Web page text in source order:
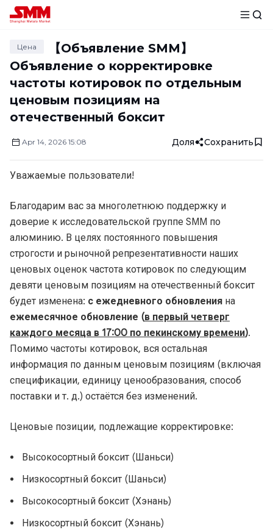
Цена
【Объявление SMM】
Объявление о корректировке
частоты котировок по отдельным
ценовым позициям на
отечественный боксит
Apr 14, 2026 15:08 Доля Сохранить
Уважаемые пользователи!
Благодарим вас за многолетнюю поддержку и
доверие к исследовательской группе SMM по
алюминию. В целях постоянного повышения
строгости и рыночной репрезентативности наших
ценовых оценок частота котировок по следующим
девяти ценовым позициям на отечественный боксит
будет изменена: с ежедневного обновления на
ежемесячное обновление (в первый четверг
каждого месяца в 17:00 по пекинскому времени).
Помимо частоты котировок, вся остальная
информация по данным ценовым позициям (включая
спецификации, единицу ценообразования, способ
поставки и т. д.) остаётся без изменений.
Ценовые позиции, подлежащие корректировке:
Высокосортный боксит (Шаньси)
Низкосортный боксит (Шаньси)
Высокосортный боксит (Хэнань)
Низкосортный боксит (Хэнань)